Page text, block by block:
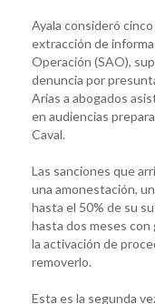
Ayala consideró
extracción de
Operación (SAO),
denuncia por
Arias a abogados
en audiencias
Caval.
Las sanciones que
una amonestación,
hasta el 50% de su
hasta dos meses con
la activación de
removerlo.
Esta es la segunda